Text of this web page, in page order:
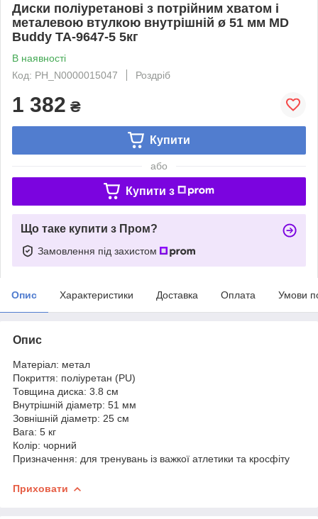
Диски поліуретанові з потрійним хватом і
металевою втулкою внутрішній ø 51 мм MD
Buddy TA-9647-5 5кг
В наявності
Код: PH_N0000015047
Роздріб
1 382 ₴
Купити
або
Купити з
Що таке купити з Пром?
Замовлення під захистом
Опис Характеристики Доставка Оплата Умови
Опис
Матеріал: метал
Покриття: поліуретан (PU)
Товщина диска: 3.8 см
Внутрішній діаметр: 51 мм
Зовнішній діаметр: 25 см
Вага: 5 кг
Колір: чорний
Призначення: для тренувань із важкої атлетики та кросфіту
Приховати